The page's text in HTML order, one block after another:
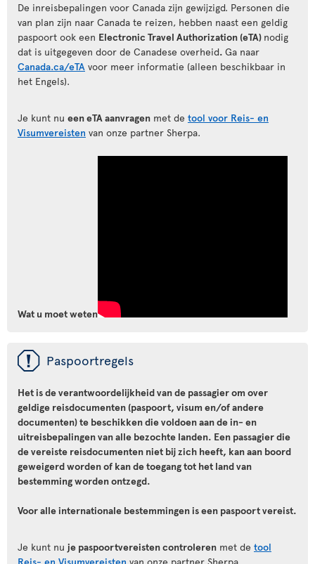
De inreisbepalingen voor Canada zijn gewijzigd. Personen die
van plan zijn naar Canada te reizen, hebben naast een geldig
paspoort ook een Electronic Travel Authorization (eTA) nodig
dat is uitgegeven door de Canadese overheid. Ga naar
Canada.ca/eTA voor meer informatie (alleen beschikbaar in
het Engels).
Je kunt nu een eTA aanvragen met de tool voor Reis- en
Visumvereisten van onze partner Sherpa.
Wat u moet weten
ü Paspoortregels
Het is de verantwoordelijkheid van de passagier om over
geldige reisdocumenten (paspoort, visum en/of andere
documenten) te beschikken die voldoen aan de in- en
uitreisbepalingen van alle bezochte landen. Een passagier die
de vereiste reisdocumenten niet bij zich heeft, kan aan boord
geweigerd worden of kan de toegang tot het land van
bestemming worden ontzegd.
Voor alle internationale bestemmingen is een paspoort vereist.
Je kunt nu je paspoortvereisten controleren met de tool